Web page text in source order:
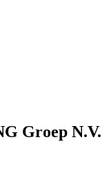
Groep N.V.